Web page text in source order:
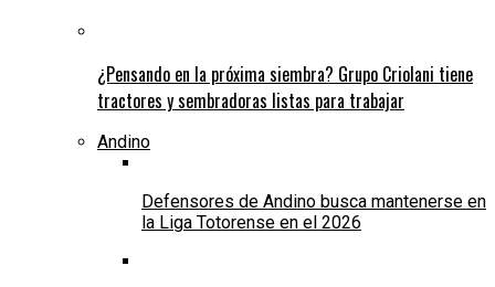
¿Pensando en la próxima siembra? Grupo Criolani tiene
tractores y sembradoras listas para trabajar
Andino
Defensores de Andino busca mantenerse en
la Liga Totorense en el 2026